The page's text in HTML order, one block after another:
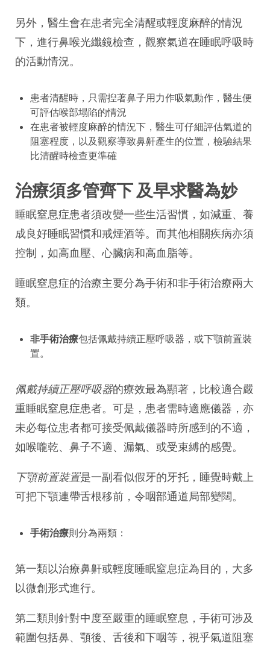
另外，醫生會在患者完全清醒或輕度麻醉的情況
下，進行鼻喉光纖鏡檢查，觀察氣道在睡眠呼吸時
的活動情況。
患者清醒時，只需揑著鼻子用力作吸氣動作，醫生便
可評估喉部塌陷的情況
在患者被輕度麻醉的情況下，醫生可仔細評估氣道的
阻塞程度，以及觀察導致鼻鼾產生的位置，檢驗結果
比清醒時檢查更準確
治療須多管齊下 及早求醫為妙
睡眠窒息症患者須改變一些生活習慣，如減重、養
成良好睡眠習慣和戒煙酒等。而其他相關疾病亦須
控制，如高血壓、心臟病和高血脂等。
睡眠窒息症的治療主要分為手術和非手術治療兩大
類。
非手術治療包括佩戴持續正壓呼吸器，或下顎前置裝
置。
佩戴持續正壓呼吸器的療效最為顯著，比較適合嚴
重睡眠窒息症患者。可是，患者需時適應儀器，亦
未必每位患者都可接受佩戴儀器時所感到的不適，
如喉嚨乾、鼻子不適、漏氣、或受束縛的感覺。
下顎前置裝置是一副看似假牙的牙托，睡覺時戴上
可把下顎連帶舌根移前，令咽部通道局部變闊。
手術治療則分為兩類：
第一類以治療鼻鼾或輕度睡眠窒息症為目的，大多
以微創形式進行。
第二類則針對中度至嚴重的睡眠窒息，手術可涉及
範圍包括鼻、顎後、舌後和下咽等，視乎氣道阻塞